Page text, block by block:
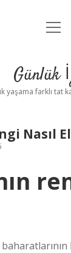
Anasayfa
Yasal
Günlük
yaşama farklı tat
Nasıl